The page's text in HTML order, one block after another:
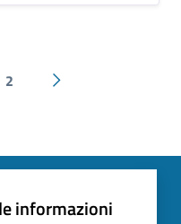
2 Pagina successiva
informazioni